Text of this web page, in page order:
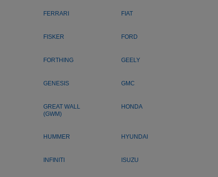
FERRARI FIAT
FISKER FORD
FORTHING GEELY
GENESIS GMC
GREAT WALL
(GWM)
HONDA
HUMMER HYUNDAI
INFINITI ISUZU